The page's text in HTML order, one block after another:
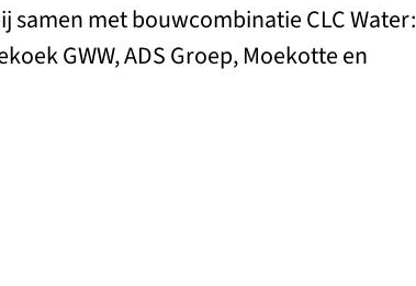
met bouwcombinatie CLC Water:
GWW, ADS Groep, Moekotte en